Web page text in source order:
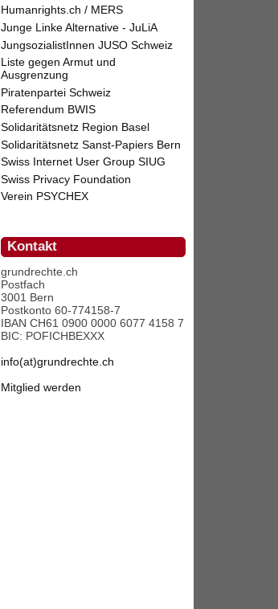
Humanrights.ch / MERS
Junge Linke Alternative - JuLiA
JungsozialistInnen JUSO Schweiz
Liste gegen Armut und
Ausgrenzung
Piratenpartei Schweiz
Referendum BWIS
Solidaritätsnetz Region Basel
Solidaritätsnetz Sanst-Papiers Bern
Swiss Internet User Group SIUG
Swiss Privacy Foundation
Verein PSYCHEX
Kontakt
grundrechte.ch
Postfach
3001 Bern
Postkonto 60-774158-7
IBAN CH61 0900 0000 6077 4158 7
BIC: POFICHBEXXX
info(at)grundrechte.ch
Mitglied werden